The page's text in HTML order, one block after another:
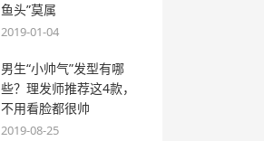
鱼头”莫属
2019-01-04
男生“小帅气”发型有哪
些？理发师推荐这4款，
不用看脸都很帅
2019-08-25